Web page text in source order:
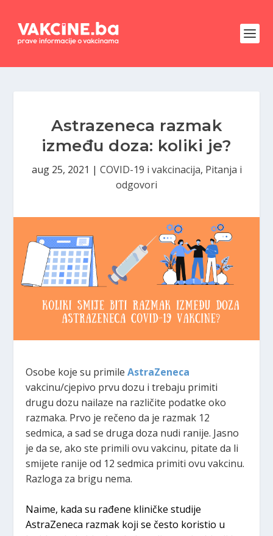
Astrazeneca razmak
između doza: koliki je?
aug 25, 2021 | COVID-19 i vakcinacija, Pitanja i
odgovori
Osobe koje su primileAstraZeneca
vakcinu/cjepivo prvu dozu i trebaju primiti
drugu dozu nailaze na različite podatke oko
razmaka. Prvo je rečeno da je razmak 12
sedmica, a sad se druga doza nudi ranije. Jasno
je da se, ako ste primili ovu vakcinu, pitate da li
smijete ranije od 12 sedmica primiti ovu vakcinu.
Razloga za brigu nema.
Naime, kada su rađene kliničke studije
AstraZeneca razmak koji se često koristio u